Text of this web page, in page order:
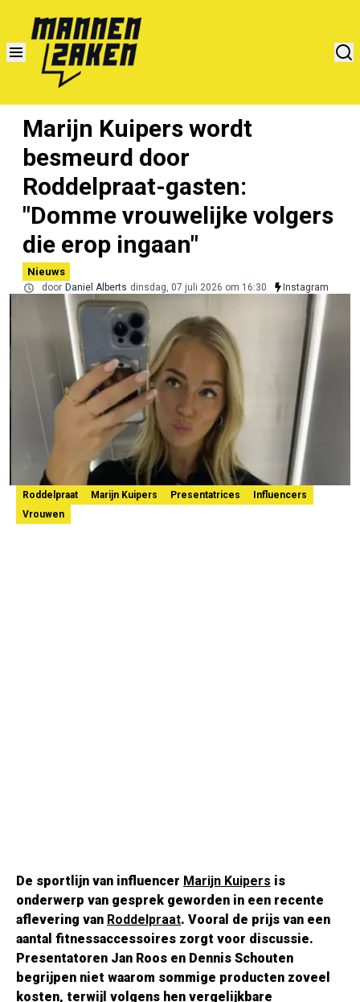
Marijn Kuipers wordt
besmeurd door
Roddelpraat-gasten:
"Domme vrouwelijke volgers
die erop ingaan"
Nieuws
door Daniel Alberts dinsdag, 07 juli 2026 om 16:30 Instagram
Roddelpraat Marijn Kuipers Presentatrices
Influencers
Vrouwen
De sportlijn van influencer Marijn Kuipers is
onderwerp van gesprek geworden in een recente
aflevering van Roddelpraat. Vooral de prijs van een
aantal fitnessaccessoires zorgt voor discussie.
Presentatoren Jan Roos en Dennis Schouten
begrijpen niet waarom sommige producten zoveel
kosten, terwijl volgens hen vergelijkbare